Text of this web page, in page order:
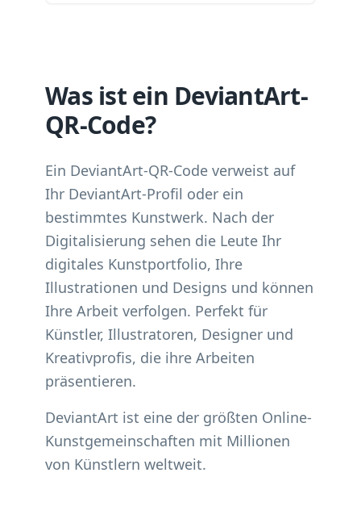
Was ist ein DeviantArt-
QR-Code?
Ein DeviantArt-QR-Code verweist auf
Ihr DeviantArt-Profil oder ein
bestimmtes Kunstwerk. Nach der
Digitalisierung sehen die Leute Ihr
digitales Kunstportfolio, Ihre
Illustrationen und Designs und können
Ihre Arbeit verfolgen. Perfekt für
Künstler, Illustratoren, Designer und
Kreativprofis, die ihre Arbeiten
präsentieren.
DeviantArt ist eine der größten Online-
Kunstgemeinschaften mit Millionen
von Künstlern weltweit.